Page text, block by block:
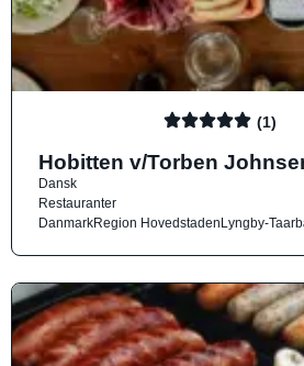
(1)
Hobitten v/Torben
Dansk
Restauranter
DanmarkRegion HovedstadenLyngby-